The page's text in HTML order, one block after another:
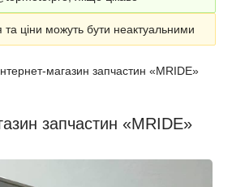
та ціни можуть бути неактуальними
магазин запчастин «MRIDE»
запчастин «MRIDE»